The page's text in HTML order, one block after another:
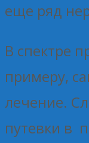
еще ряд
В спектре
примеру,
лечение.
путевки в